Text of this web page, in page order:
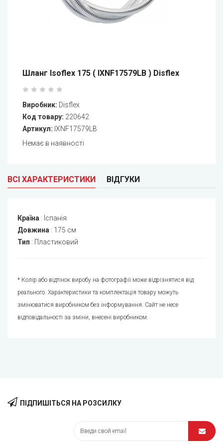
Шланг Isoflex 175 ( IXNF17579LB ) Disflex
Виробник: Disflex
Код товару: 220642
Артикул: IXNF17579LB
Немає в наявності
ВСІ ХАРАКТЕРИСТИКИ ВІДГУКИ
Країна : Іспанія
Довжина : 175 см
Тип : Пластиковий
* Колір або відтінок виробу на фотографії може відрізнятися від
реального. Характеристики та комплектація товару можуть
змінюватися виробником без інформування. Сайт не несе
відповідальності за зміни, внесені виробником.
ПІДПИШІТЬСЯ НА РОЗСИЛКУ